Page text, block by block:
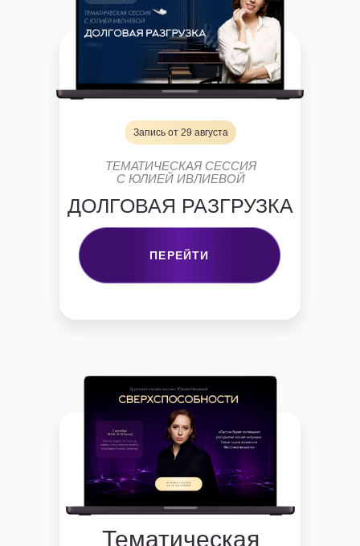
ДОЛГОВАЯ РАЗГРУЗКА
ТЕМАТИЧЕСКАЯ СЕССИЯ
С ЮЛИЕЙ ИВЛИЕВОЙ
ПЕРЕЙТИ
Запись от 29 августа
Тематическая